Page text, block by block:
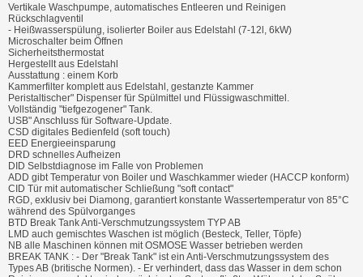
Vertikale Waschpumpe, automatisches Entleeren und Reinigen
Rückschlagventil
- Heißwasserspülung, isolierter Boiler aus Edelstahl (7-12l, 6kW)
Microschalter beim Öffnen
Sicherheitsthermostat
Hergestellt aus Edelstahl
Ausstattung : einem Korb
Kammerfilter komplett aus Edelstahl, gestanzte Kammer
Peristaltischer" Dispenser für Spülmittel und Flüssigwaschmittel.
Vollständig "tiefgezogener" Tank.
USB" Anschluss für Software-Update.
CSD digitales Bedienfeld (soft touch)
EED Energieeinsparung
DRD schnelles Aufheizen
DID Selbstdiagnose im Falle von Problemen
ADD gibt Temperatur von Boiler und Waschkammer wieder (HACCP konform)
CID Tür mit automatischer Schließung "soft contact"
RGD, exklusiv bei Diamong, garantiert konstante Wassertemperatur von 85°C
während des Spülvorganges
BTD Break Tank Anti-Verschmutzungssystem TYP AB
LMD auch gemischtes Waschen ist möglich (Besteck, Teller, Töpfe)
NB alle Maschinen können mit OSMOSE Wasser betrieben werden
BREAK TANK : - Der "Break Tank" ist ein Anti-Verschmutzungssystem des
Types AB (britische Normen). - Er verhindert, dass das Wasser in dem schon